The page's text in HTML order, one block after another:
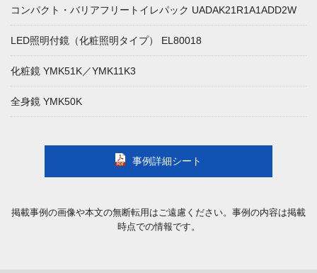
コンパクト・バリアフリートイレパック UADAK21R1A1ADD2W
LED照明付鏡（化粧照明タイプ） EL80018
化粧鏡 YMK51K／YMK11K3
全身鏡 YMK50K
事例詳細シート
掲載事例の画像や本文の無断転用はご遠慮ください。事例の内容は掲載
時点での情報です。